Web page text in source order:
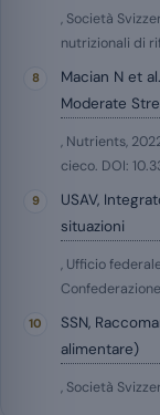
, Società
nutrizionali di
Macian N et
Moderate
, Nutrients,
cieco. DOI:
USAV,
situazioni
, Ufficio
SSN,
alimentare)
, Società